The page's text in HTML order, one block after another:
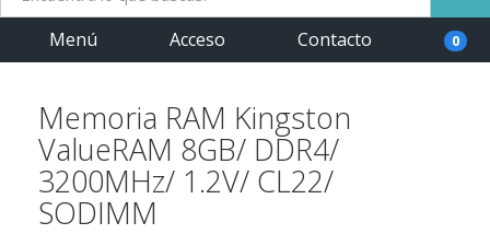
Menú Acceso Contacto 0
Memoria RAM Kingston
ValueRAM 8GB/ DDR4/
3200MHz/ 1.2V/ CL22/
SODIMM